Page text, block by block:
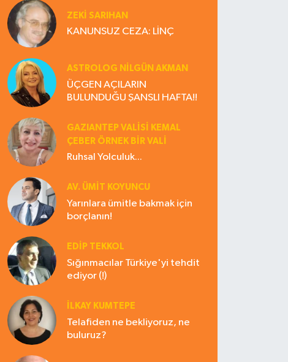
ZEKI SARIHAN
KANUNSUZ CEZA: LİNÇ
ASTROLOG NILGÜN AKMAN
ÜÇGEN AÇILARIN
BULUNDUĞU ŞANSLI HAFTA!!
GAZIANTEP VALISI KEMAL
ÇEBER ÖRNEK BİR VALİ
Ruhsal Yolculuk...
AV. ÜMIT KOYUNCU
Yarınlara ümitle bakmak için
borçlanın!
EDIP TEKKOL
Sığınmacılar Türkiye'yi tehdit
ediyor (!)
İLKAY KUMTEPE
Telafiden ne bekliyoruz, ne
buluruz?